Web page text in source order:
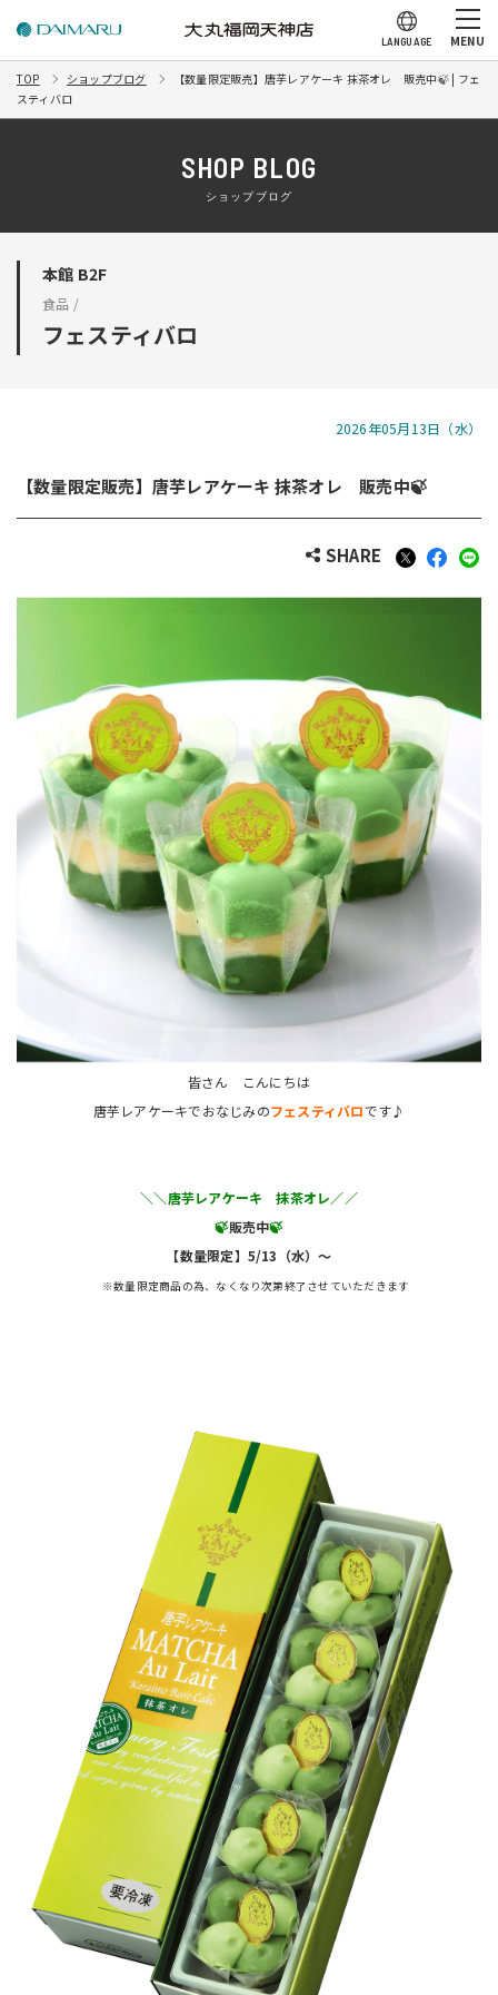
LANGUAGE MENU
TOP ショップブログ
【数量限定販売】唐芋レアケーキ 抹茶オレ 販売中🍃 | フェ
スティバロ
SHOP BLOG
ショップブログ
本館 B2F
食品 /
フェスティバロ
2026年05月13日（水）
【数量限定販売】唐芋レアケーキ 抹茶オレ 販売中🍃
SHARE
皆さん こんにちは
唐芋レアケーキでおなじみのフェスティバロです♪
＼＼唐芋レアケーキ 抹茶オレ／／
🍃販売中🍃
【数量限定】5/13（水）～
※数量限定商品の為、なくなり次第終了させていただきます